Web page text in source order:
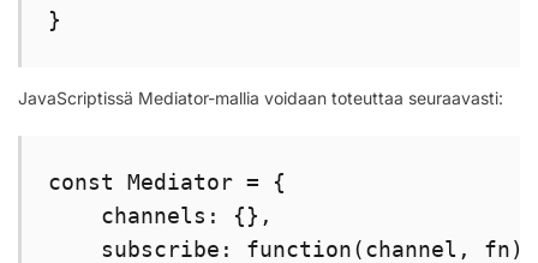
}
JavaScriptissä Mediator-mallia voidaan toteuttaa seuraavasti:
const Mediator = {
    channels: {},
subscribe: function(channel, fn)